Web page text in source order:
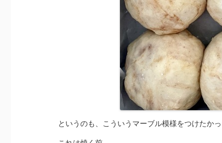
というのも、こういうマーブル模様をつけたか